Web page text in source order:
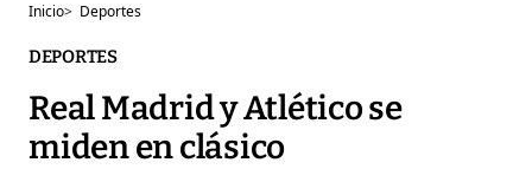
Inicio> Deportes
DEPORTES
Real Madrid y Atlético se
miden en clásico